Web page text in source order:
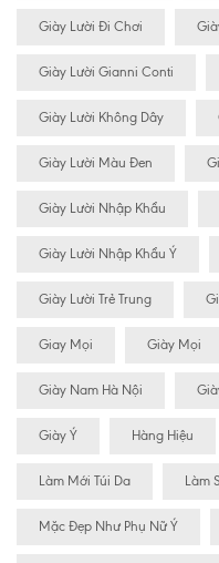
Giày Lười Đi Chơi
Giày Lười Gianni Conti
Giày Lười Không Dây
Giày Lười Màu Đen
Giày Lười Nhập Khẩu
Giày Lười Nhập Khẩu Ý
Giày Lười Trẻ Trung
Giay Mọi Giày Mọi
Giày Nam Hà Nội
Giày Ý Hàng Hiệu
Làm Mới Túi Da Làm
Mặc Đẹp Như Phụ Nữ Ý